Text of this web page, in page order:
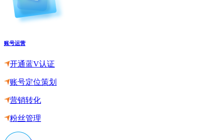
账号运营
开通蓝V认证
账号定位策划
营销转化
粉丝管理